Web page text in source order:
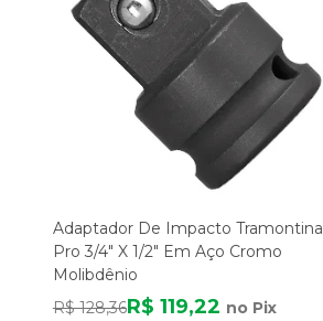
Adaptador De Impacto Tramontina
Pro 3/4" X 1/2" Em Aço Cromo
Molibdênio
R$ 128,36R$ 119,22 no Pix